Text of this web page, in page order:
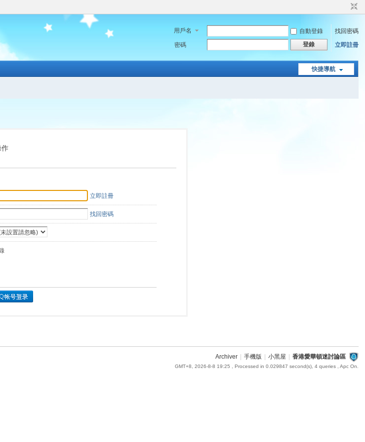
用戶名 自動登錄
找回密碼
密碼
登錄 立即註冊
快捷導航
作
立即註冊
找回密碼
Archiver 手機版 小黑屋 香港愛華頓迷討論區
GMT+8, 2026-8-8 19:25 , Processed in 0.029847 second(s), 4 queries , Apc On.